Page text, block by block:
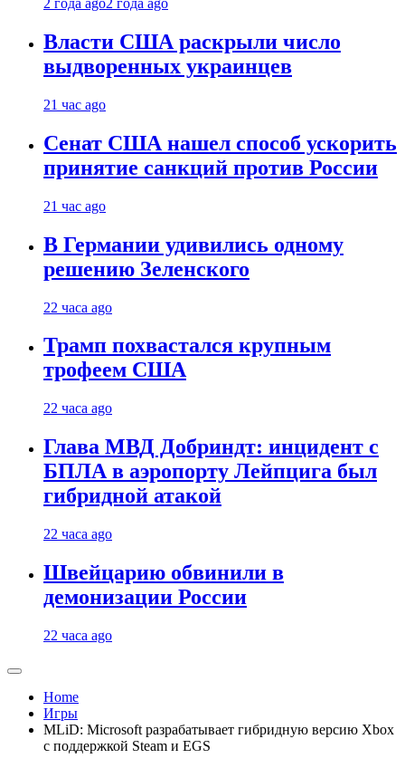
2 года ago2 года ago
Власти США раскрыли число
выдворенных украинцев
21 час ago
Сенат США нашел способ ускорить
принятие санкций против России
21 час ago
В Германии удивились одному
решению Зеленского
22 часа ago
Трамп похвастался крупным
трофеем США
22 часа ago
Глава МВД Добриндт: инцидент с
БПЛА в аэропорту Лейпцига был
гибридной атакой
22 часа ago
Швейцарию обвинили в
демонизации России
22 часа ago
Home
Игры
MLiD: Microsoft разрабатывает гибридную версию Xbox
с поддержкой Steam и EGS